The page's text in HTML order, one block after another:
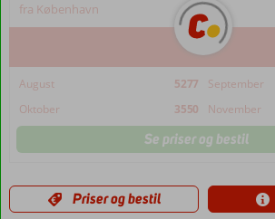
fra København
August 5277 September
Oktober
3550 November
Se priser og bestil
Priser og bestil